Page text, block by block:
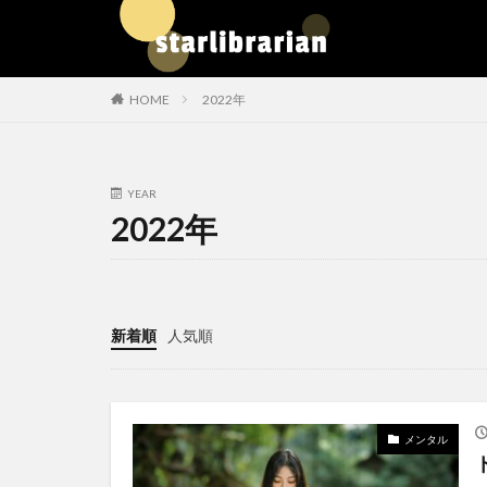
HOME 2022年
YEAR
2022年
新着順 人気順
メンタル